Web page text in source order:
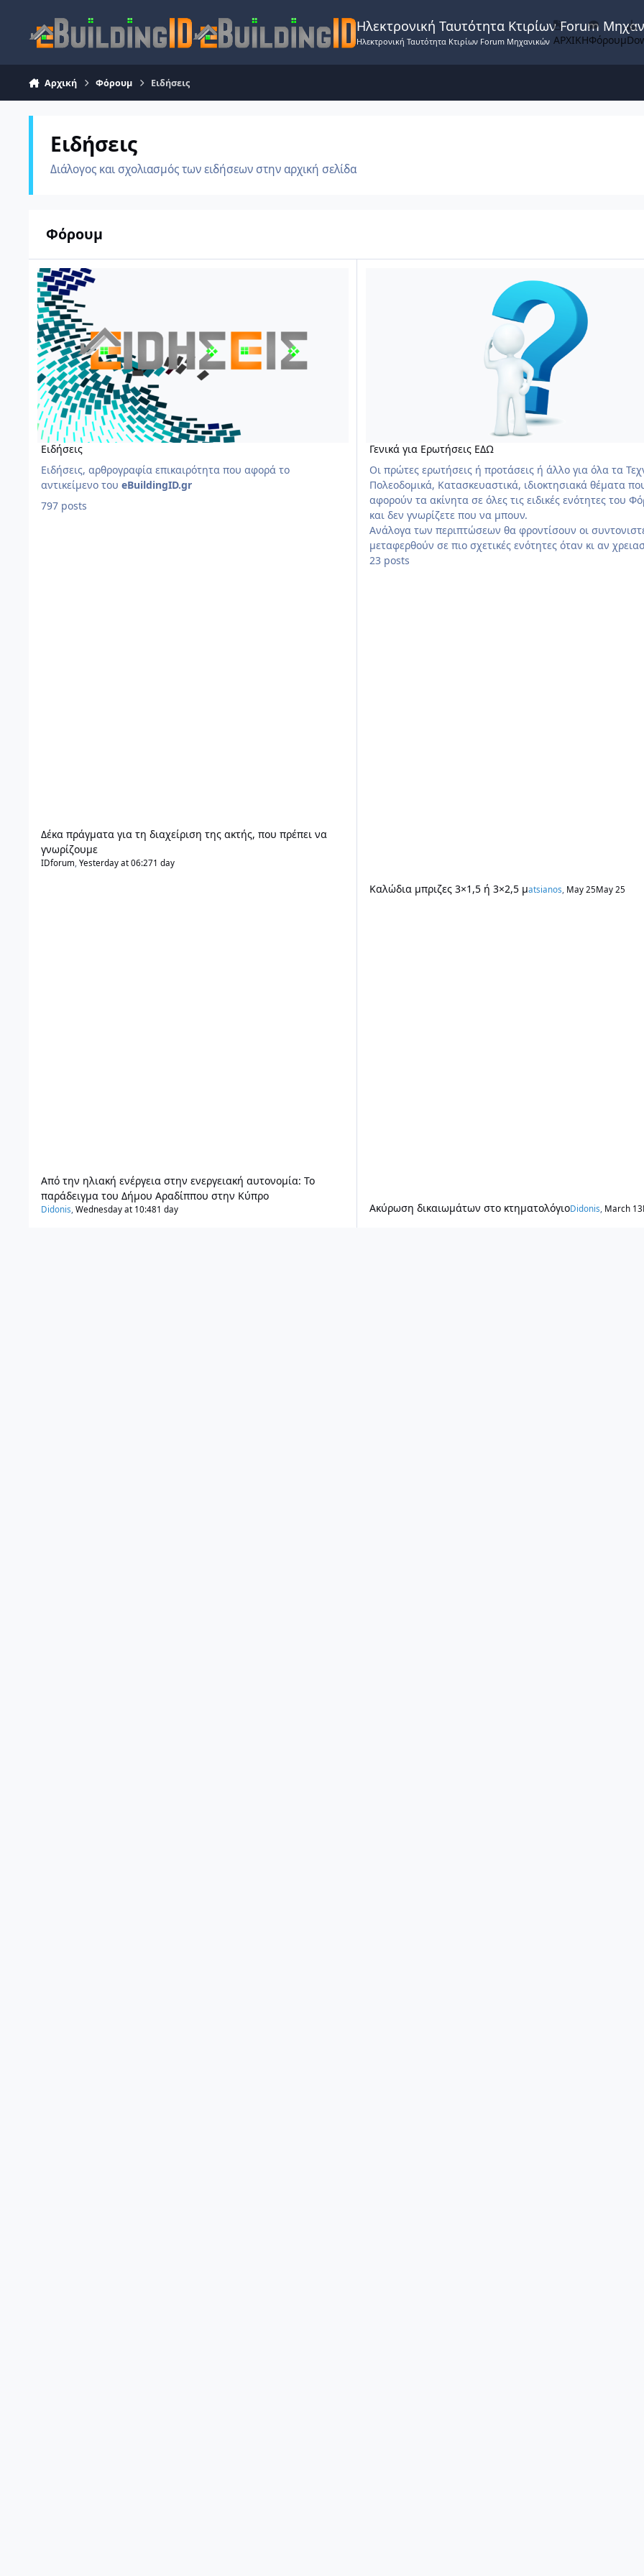
Ηλεκτρονική Ταυτότητα Κτιρίων Forum
Ηλεκτρονική Ταυτότητα Κτιρίων Forum Μηχανικών ΑΡΧΙΚΗΦόρουμ
Αρχική Φόρουμ Ειδήσεις
Ειδήσεις
Διάλογος και σχολιασμός των ειδήσεων στην αρχική σελίδα
Φόρουμ
Ειδήσεις
Ειδήσεις
Ειδήσεις, αρθρογραφία επικαιρότητα που αφορά το
αντικείμενο του eBuildingID.gr
797 posts
Δέκα πράγματα για τη διαχείριση της ακτής, που πρέπει να
γνωρίζουμε
IDforum, Yesterday at 06:271 day
Από την ηλιακή ενέργεια στην ενεργειακή αυτονομία: Το
παράδειγμα του Δήμου Αραδίππου στην Κύπρο
Didonis, Wednesday at 10:481 day
Γενικά για Ερωτήσεις ΕΔΩ
Οι πρώτες ερωτήσεις ή προτάσεις ή άλλο για όλα τα
Πολεοδομικά, Κατασκευαστικά, ιδιοκτησιακά θέματα
αφορούν τα ακίνητα σε όλες τις ειδικές ενότητες του
και δεν γνωρίζετε που να μπουν.
Ανάλογα των περιπτώσεων θα φροντίσουν οι
μεταφερθούν σε πιο σχετικές ενότητες όταν κι αν
23 posts
Καλώδια μπριζες 3×1,5 ή 3×2,5 μatsianos, May 25May 25
Ακύρωση δικαιωμάτων στο κτηματολόγιοDidonis, March 13